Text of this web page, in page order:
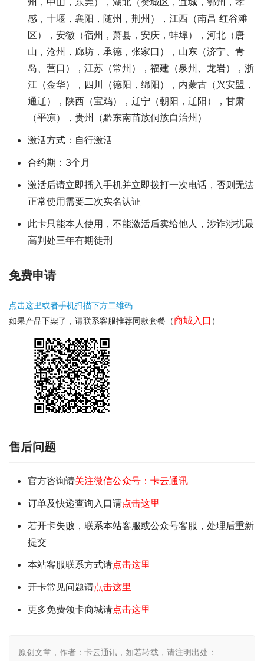
感，十堰，襄阳，随州，荆州），江西（南昌 红谷滩
区），安徽（宿州，萧县，安庆，蚌埠），河北（唐
山，沧州，廊坊，承德，张家口），山东（济宁、青
岛、营口），江苏（常州），福建（泉州、龙岩），浙
江（金华），四川（德阳，绵阳），内蒙古（兴安盟，
通辽），陕西（宝鸡），辽宁（朝阳，辽阳），甘肃
（平凉），贵州（黔东南苗族侗族自治州）
激活方式：自行激活
合约期：3个月
激活后请立即插入手机并立即拨打一次电话，否则无法
正常使用需要二次实名认证
此卡只能本人使用，不能激活后卖给他人，涉诈涉扰最
高判处三年有期徒刑
免费申请
点击这里或者手机扫描下方二维码
如果产品下架了，请联系客服推荐同款套餐（商城入口 ）
售后问题
官方咨询请关注微信公众号：卡云通讯
订单及快递查询入口请点击这里
若开卡失败，联系本站客服或公众号客服，处理后重新
提交
本站客服联系方式请点击这里
开卡常见问题请点击这里
更多免费领卡商城请点击这里
原创文章，作者：卡云通讯，如若转载，请注明出处：